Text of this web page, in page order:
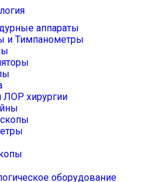
аппараты
и Тимпанометры
хирургии
оборудование